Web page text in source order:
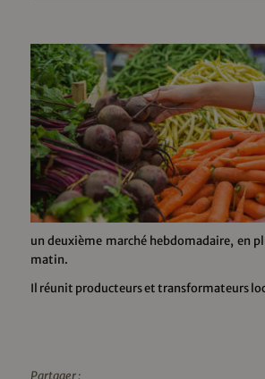
un deuxième marché hebdomadaire, en
matin.
Il réunit producteurs et transformateurs